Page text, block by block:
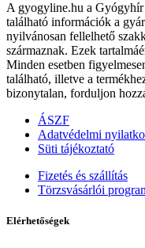
A gyogyline.hu a
található információk a
nyilvánosan fellelhető
származnak. Ezek
Minden esetben
található, illetve a
bizonytalan, forduljon
ÁSZF
Adatvédelmi
Süti tájékoztató
Fizetés és szállítás
Törzsvásárlói
Elérhetőségek